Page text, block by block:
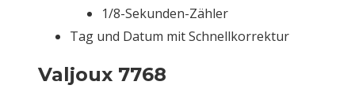
1/8-Sekunden-Zähler
Tag und Datum mit Schnellkorrektur
Valjoux 7768